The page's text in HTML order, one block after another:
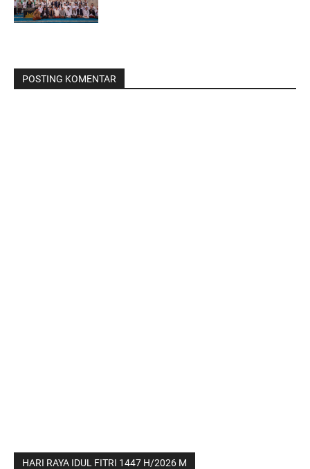
POSTING KOMENTAR
HARI RAYA IDUL FITRI 1447 H/2026 M